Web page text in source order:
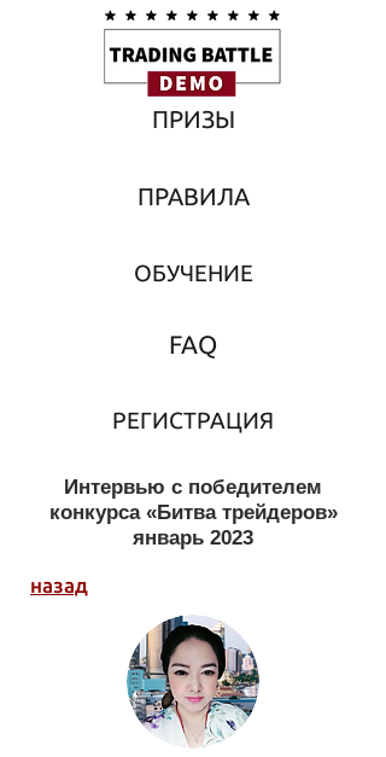
ПРИЗЫ
ПРАВИЛА
ОБУЧЕНИЕ
FAQ
РЕГИСТРАЦИЯ
Интервью с победителем
конкурса «Битва трейдеров»
январь 2023
назад